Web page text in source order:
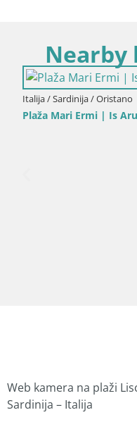
Nearby
Italija / Sardinija / Oristano
Plaža Mari Ermi | Is
Web kamera na plaži
Sardinija – Italija